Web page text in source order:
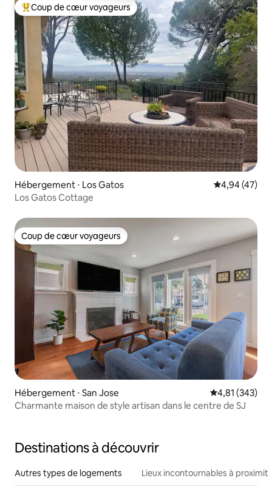
Coups de cœur voyageurs les plus appréciés
Coup de cœur voyageurs
Hébergement ⋅ Los Gatos Évaluation
4,94 (47)
Los Gatos Cottage
Coup de cœur voyageurs
Coup de cœur voyageurs
Hébergement ⋅ San Jose Évaluation
4,81 (343)
Charmante maison de style artisan dans le centre de SJ
Destinations à découvrir
Autres types de logements Lieux incontournables à